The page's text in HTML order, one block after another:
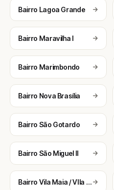
Bairro Lagoa Grande
Bairro Maravilha I
Bairro Marimbondo
Bairro Nova Brasília
Bairro São Gotardo
Bairro São Miguel II
Bairro Vila Maia / VIla Nova (Jurema)